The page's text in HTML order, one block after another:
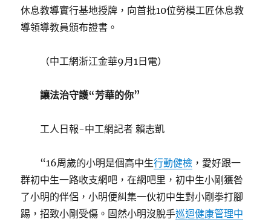
休息教導實行基地授牌，向首批10位勞模工匠休息教
導領導教員頒布證書。
（中工網浙江金華9月1日電）
讓法治守護“芳華的你”
工人日報-中工網記者 賴志凱
“16周歲的小明是個高中生行動健檢 ，愛好跟一
群初中生一路收支網吧，在網吧里，初中生小剛獲咎
了小明的伴侶，小明便糾集一伙初中生對小剛拳打腳
踢，招致小剛受傷。固然小明沒脫手巡迴健康管理中